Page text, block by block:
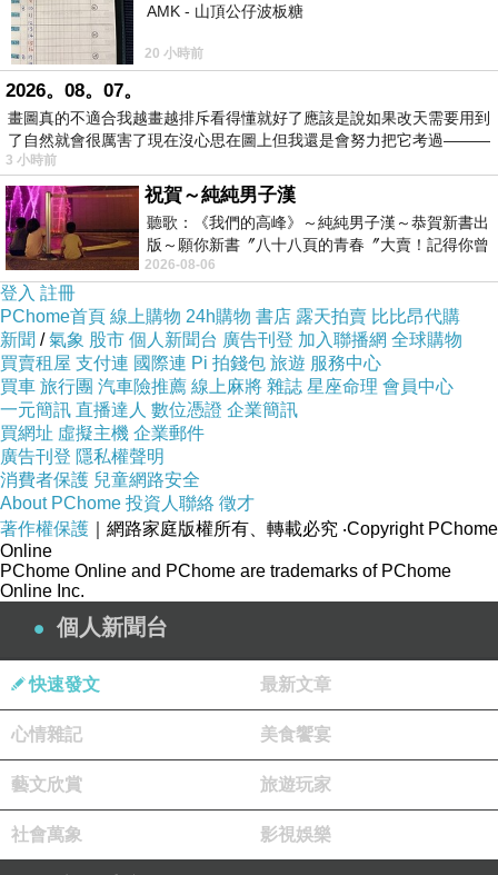
AMK - 山頂公仔波板糖
20 小時前
2026。08。07。
畫圖真的不適合我越畫越排斥看得懂就好了應該是說如果改天需要用到
了自然就會很厲害了現在沒心思在圖上但我還是會努力把它考過———
3 小時前
祝賀～純純男子漢
聽歌：《我們的高峰》～純純男子漢～恭賀新書出
版～願你新書〞八十八頁的青春〞大賣！記得你曾
經在我的版留言…「好讚的圖^^感覺大家
2026-08-06
登入 註冊
PChome首頁 線上購物 24h購物 書店 露天拍賣 比比昂代購
新聞 /氣象 股市 個人新聞台 廣告刊登 加入聯播網 全球購物
買賣租屋 支付連 國際連 Pi 拍錢包 旅遊 服務中心
買車 旅行團 汽車險推薦 線上麻將 雜誌 星座命理 會員中心
一元簡訊 直播達人 數位憑證 企業簡訊
買網址 虛擬主機 企業郵件
廣告刊登 隱私權聲明
消費者保護 兒童網路安全
About PChome 投資人聯絡 徵才
著作權保護 ｜網路家庭版權所有、轉載必究 ‧Copyright PChome
Online
PChome Online and PChome are trademarks of PChome
Online Inc.
個人新聞台
快速發文 最新文章
心情雜記 美食饗宴
藝文欣賞 旅遊玩家
社會萬象 影視娛樂